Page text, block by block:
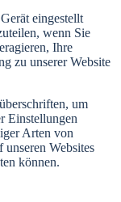
eingestellt
wenn Sie
Ihre
zu unserer Website
um
Einstellungen
Arten von
Websites
können.